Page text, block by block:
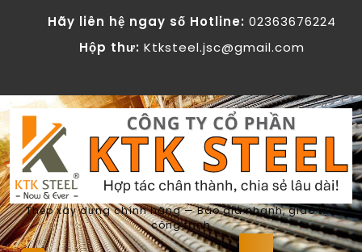
Hãy liên hệ ngay số Hotline: 02363676224
Hộp thư: Ktksteel.jsc@gmail.com
Thép xây dựng chính hãng — Báo giá nhanh, giao tận
công trình